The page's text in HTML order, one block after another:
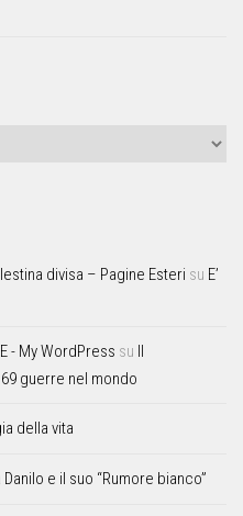
divisa – Pagine Esteri su E’
- My WordPress su Il
guerre nel mondo
della vita
e il suo “Rumore bianco”